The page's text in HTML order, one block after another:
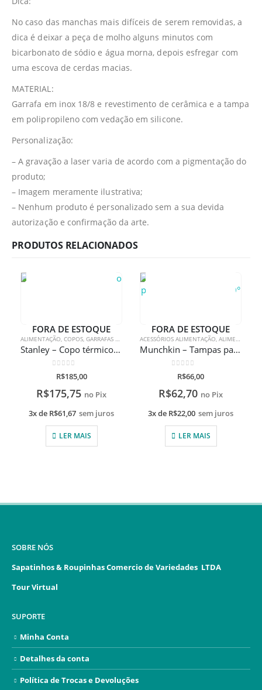
No caso das manchas mais difíceis de serem removidas, a
dica é deixar a peça de molho alguns minutos com
bicarbonato de sódio e água morna, depois esfregar com
uma escova de cerdas macias.
MATERIAL:
Garrafa em inox 18/8 e revestimento de cerâmica e a tampa
em polipropileno com vedação em silicone.
Personalização:
– A gravação a laser varia de acordo com a pigmentação do
produto;
– Imagem meramente ilustrativa;
– Nenhum produto é personalizado sem a sua devida
autorização e confirmação da arte.
PRODUTOS RELACIONADOS
FORA DE ESTOQUE
ALIMENTAÇÃO, COPOS, GARRAFAS TÉRMICAS
Stanley – Copo térmico de cerveja sem tampa Polar 473ml com gravação a laser
de 5
R$185,00
R$175,75 no Pix
3x de R$61,67 sem juros
LER MAIS
FORA DE ESTOQUE
ACESSÓRIOS ALIMENTAÇÃO, ALIMENTAÇÃO
Munchkin – Tampas para Copos Miracle 360°
de 5
R$66,00
R$62,70 no Pix
3x de R$22,00 sem juros
LER MAIS
SOBRE NÓS
Sapatinhos & Roupinhas Comercio de Variedades LTDA
Tour Virtual
SUPORTE
Minha Conta
Detalhes da conta
Política de Trocas e Devoluções